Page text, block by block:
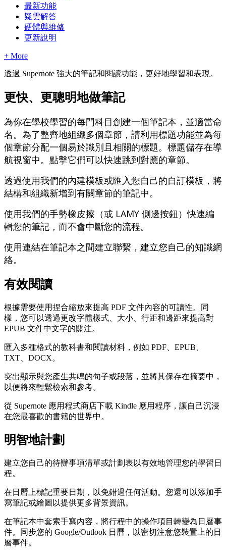
最新功能
疑雲解答
硬體與維修
更新說明
+ More
透過 Supernote 強大的筆記和閱讀功能 ， 更好地學習和表現 。
更快、 更聰明地做筆記
為你在學校學習的每門科目創建一個筆記本 ， 並適當命
名 。 為了整齊地組織多個章節 ， 請利用標題功能並為每
個章節分配一個易於識別且相關的標題。 標題儲存在導
航視窗中。 點擊它們可以快速跳到對應的章節。
透過使用我們的內建模板或匯 入您自己的自訂模板 ， 將
結構和組織新增到有關章節的筆記中。
使用我們的手勢橡皮擦 （或 LAMY 側邊按鈕 ）快速編
輯您的筆記 ， 而不會中斷您的流程。
使用連結在筆記本之間建立聯繫 ， 建立您自己的知識網
絡。
有效閱讀
根據需要使用捏合縮放來提高 PDF 文件內容的可讀性。
同
樣 ， 您可以透過更改字體樣式 大小 行距和邊距來提高對
EPUB 文件中文字的關注。
匯 入 多種格式的教科書和閱讀材料 ， 例如 PDF EPUB
TXT
DOCX。
突出顯示與您產生共鳴的句子或段落 ， 並將其保存在摘要中 ，
以便將來輕鬆檢索和參考。
從 Supernote 應用程式商店下載 Kindle 應用程序 ， 讓自己沉浸
在您最喜歡的書籍的世界中 。
明智地計劃
建立您自己的待辦事項清單或計劃表 以有效地管理您的學習 日
程。
在 日 曆 上標記重要日 期 ， 以免錯過任何活動。 您還可以添加手
寫筆記或繪圖 以提供更多背景資訊。
在筆記本中套索手寫內容 ， 將行程中的操作項目 轉變為 日 曆事
件。 同步您的 Google/Outlook 日 曆 ， 以密切注意您裝置 上的 日
曆事件。